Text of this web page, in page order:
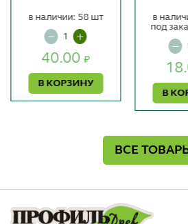
40.00₽
В КОРЗИНУ
в наличии: 58 шт
В
в
под
ВСЕ